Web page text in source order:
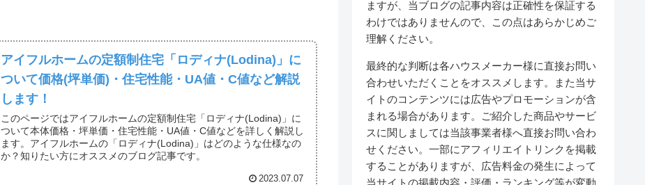
アイフルホームの定額制住宅「ロディナ(Lodina)」に
ついて価格(坪単価)・住宅性能・UA値・C値など解説
します！
このページではアイフルホームの定額制住宅「ロディナ(Lodina)」に
ついて本体価格・坪単価・住宅性能・UA値・C値などを詳しく解説し
ます。アイフルホームの「ロディナ(Lodina)」はどのような仕様なの
か？知りたい方にオススメのブログ記事です。
2023.07.07
ますが、当ブログの記事内容は正確性を保証する
わけではありませんので、この点はあらかじめご
理解ください。
最終的な判断は各ハウスメーカー様に直接お問い
合わせいただくことをオススメします。また当サ
イトのコンテンツには広告やプロモーションが含
まれる場合があります。ご紹介した商品やサービ
スに関しましては当該事業者様へ直接お問い合わ
せください。一部にアフィリエイトリンクを掲載
することがありますが、広告料金の発生によって
当サイトの掲載内容・評価・ランキング等が変動